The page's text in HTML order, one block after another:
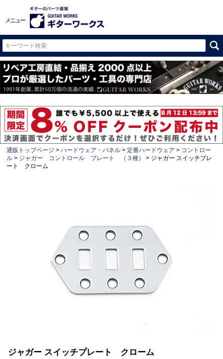
メニュー
通販トップページ ハードウェア・パネル 定番ハードウェア
コントロー
ル
ジャガー コントロール プレート （３種）
ジャガー スイッチプレ
ート クローム
ジャガー スイッチプレート クローム